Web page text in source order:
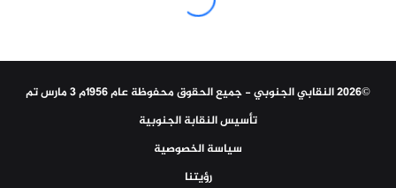
©2026 النقابي الجنوبي - جميع الحقوق محفوظة عام 1956م 3 مارس تم
تأسيس النقابة الجنوبية
سياسة الخصوصية
رؤيتنا